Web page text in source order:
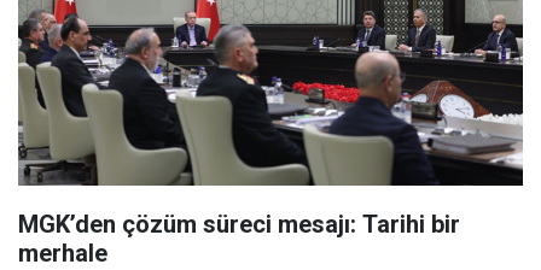
MGK’den çözüm süreci mesajı: Tarihi bir
merhale